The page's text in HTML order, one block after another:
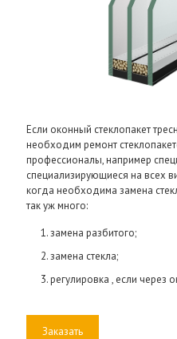
Если оконный стеклопакет
необходим ремонт
профессионалы, например
специализирующиеся на всех
когда необходима замена
так уж много:
замена разбитого;
замена стекла;
регулировка , если через
Заказать